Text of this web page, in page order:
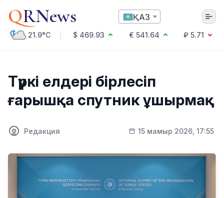
QRNews ҚАЗ
21.9°C $ 469.93 € 541.64
₽ 5.71
Технология
Әлемде
Спорт
Түркі елдері бірлесіп
ғарышқа спутник ұшырмақ
Редакция 15 мамыр 2026, 17:55